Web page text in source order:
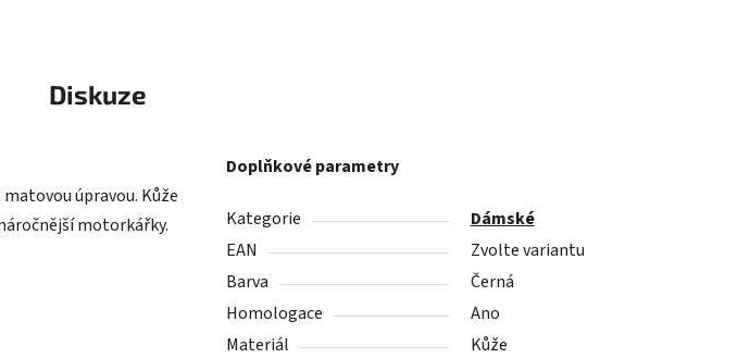
Diskuze
úpravou. Kůže
motorkářky.
Doplňkové parametry
Kategorie
Dámské
EAN
Zvolte variantu
Barva
Černá
Homologace
Ano
Materiál
Kůže